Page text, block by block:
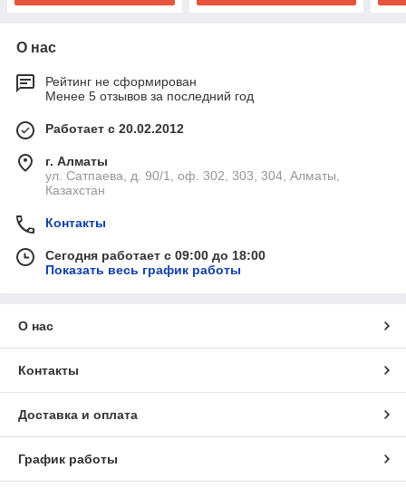
О нас
Рейтинг не сформирован
Менее 5 отзывов за последний год
Работает с 20.02.2012
г. Алматы
ул. Сатпаева, д. 90/1, оф. 302, 303, 304, Алматы,
Казахстан
Контакты
Сегодня работает с 09:00 до 18:00
Показать весь график работы
О нас
Контакты
Доставка и оплата
График работы